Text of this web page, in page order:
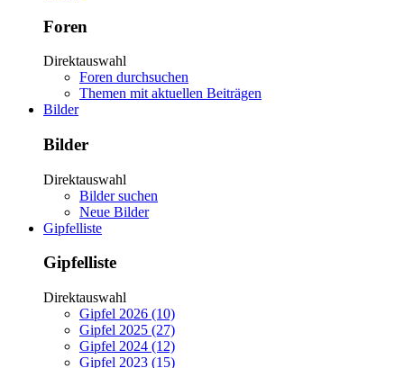
Foren
Direktauswahl
Foren durchsuchen
Themen mit aktuellen Beiträgen
Bilder
Bilder
Direktauswahl
Bilder suchen
Neue Bilder
Gipfelliste
Gipfelliste
Direktauswahl
Gipfel 2026 (10)
Gipfel 2025 (27)
Gipfel 2024 (12)
Gipfel 2023 (15)